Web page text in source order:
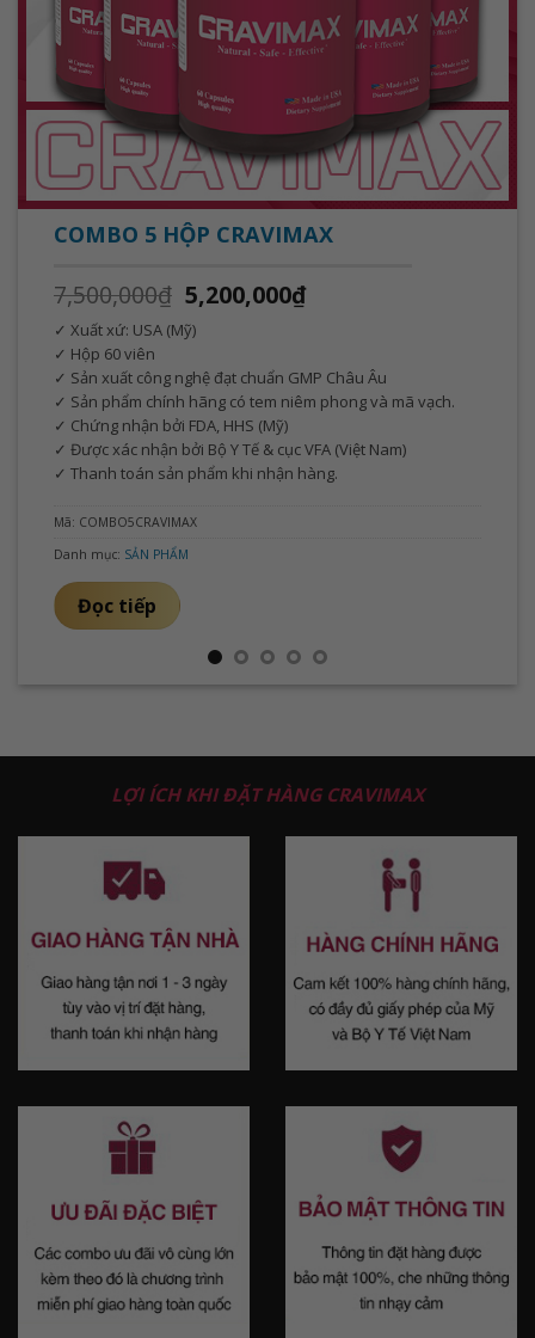
COMBO 5 HỘP CRAVIMAX
7,500,000₫ 5,200,000₫
✓ Xuất xứ: USA (Mỹ)
✓ Hộp 60 viên
✓ Sản xuất công nghệ đạt chuẩn GMP Châu Âu
✓ Sản phẩm chính hãng có tem niêm phong và mã vạch.
✓ Chứng nhận bởi FDA, HHS (Mỹ)
✓ Được xác nhận bởi Bộ Y Tế & cục VFA (Việt Nam)
✓ Thanh toán sản phẩm khi nhận hàng.
Mã: COMBO5CRAVIMAX
Danh mục: SẢN PHẨM
Đọc tiếp
LỢI ÍCH KHI ĐẶT HÀNG CRAVIMAX